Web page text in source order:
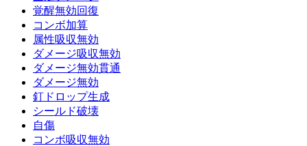
覚醒無効回復
コンボ加算
属性吸収無効
ダメージ吸収無効
ダメージ無効貫通
ダメージ無効
釘ドロップ生成
シールド破壊
自傷
コンボ吸収無効